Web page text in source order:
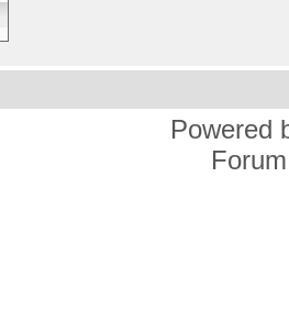
Powered